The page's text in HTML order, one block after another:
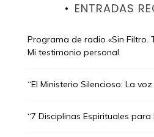
ENTRADAS
Programa de radio «Sin Filtro.
Mi testimonio personal
“El Ministerio Silencioso: La
“7 Disciplinas Espirituales para